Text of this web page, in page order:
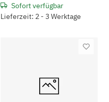
Sofort verfügbar
Lieferzeit: 2 - 3 Werktage